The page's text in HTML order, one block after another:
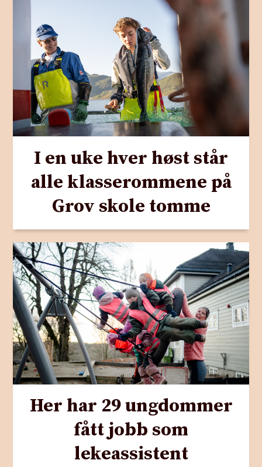
I en uke hver høst står
alle klasserommene på
Grov skole tomme
Her har 29 ungdommer
fått jobb som
lekeassistent